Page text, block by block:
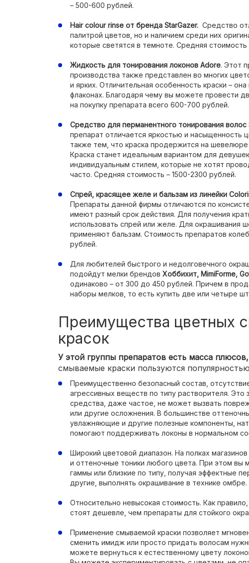
– 500-600 рублей.
Hair colour rinse от бренда StarGazer. Средство
палитрой цветов, но и наличием среди них
которые светятся в темноте. Средняя
Жидкость для тонирования локонов Adore. Этот
производства также представлен во многих
и ярких. Отличительная особенность краски –
флаконах. Благодаря чему вы можете провести
на покупку препарата всего 600-700 рублей.
Средство для перманентного тонирования волос
препарат отличается яркостью и насыщенность
также тем, что краска продержится на
Краска станет идеальным вариантом для
индивидуальным стилем, которые не хотят
часто. Средняя стоимость – 1500-2300 рублей.
Спрей, красящее желе и бальзам из линейки
Препараты данной фирмы отличаются по
имеют разный срок действия. Для получения
использовать спрей или желе. Для окрашивания
применяют бальзам. Стоимость препаратов
рублей.
Для любителей быстрого и недолговечного
подойдут мелки брендов Хоббихит, MimiForme,
одинаково – от 300 до 450 рублей. Причем в
наборы мелков, то есть купить две или четыре
Преимущества цветных
красок
У этой группы препаратов есть масса плюсов,
смываемые краски пользуются
Преимущественно безопасный состав,
агрессивных веществ по типу растворителя. Это
средства, даже частое, не может вызвать
или другие осложнения. В большинстве
увлажняющие и другие полезные компоненты,
помогают поддерживать локоны в нормальном
Широкий цветовой диапазон. На полках
и оттеночные тоники любого цвета. При этом вы
гаммы или близкие по типу, получая эффектные
другие, выполнять окрашивание в технике омбре.
Относительно невысокая стоимость. Как
стоят дешевле, чем препараты для стойкого
Применение смываемой краски позволяет
сменить имидж или просто придать волосам
можете вернуться к естественному цвету